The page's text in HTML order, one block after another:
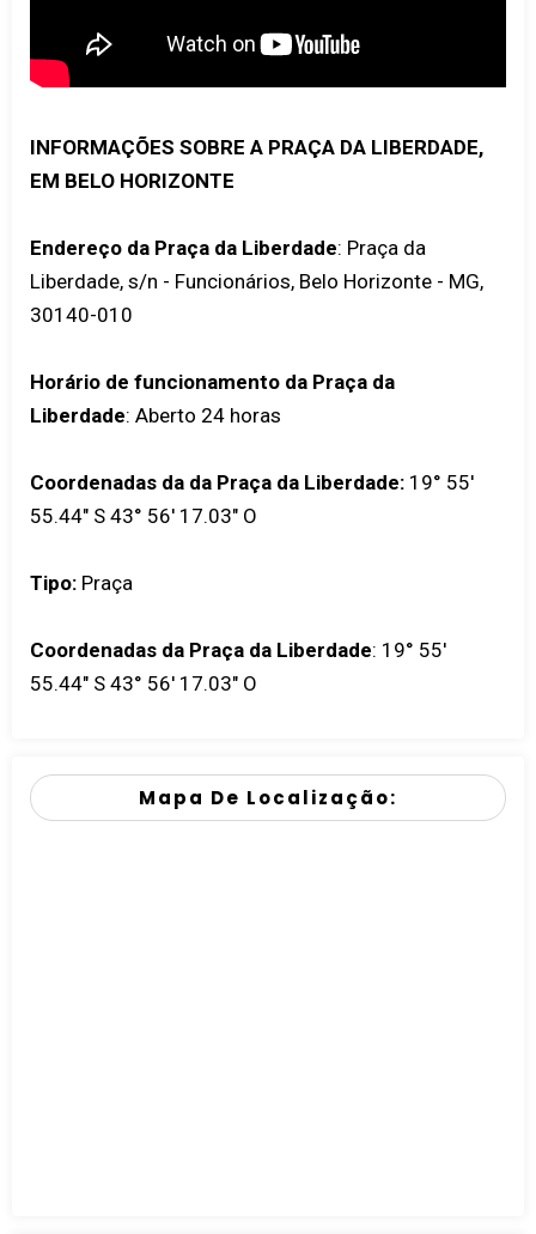
INFORMAÇÕES SOBRE A PRAÇA DA LIBERDADE,
EM BELO HORIZONTE
Endereço da Praça da Liberdade: Praça da
Liberdade, s/n - Funcionários, Belo Horizonte - MG,
30140-010
Horário de funcionamento da Praça da
Liberdade: Aberto 24 horas
Coordenadas da da Praça da Liberdade: 19° 55'
55.44" S 43° 56' 17.03" O
Tipo: Praça
Coordenadas da Praça da Liberdade: 19° 55'
55.44" S 43° 56' 17.03" O
Mapa De Localização: